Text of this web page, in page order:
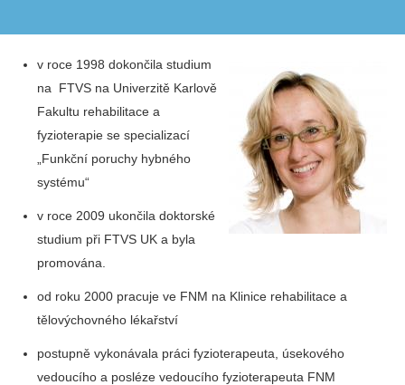
v roce 1998 dokončila studium
na FTVS na Univerzitě Karlově
Fakultu rehabilitace a
fyzioterapie se specializací
„Funkční poruchy hybného
systému“
v roce 2009 ukončila doktorské
studium při FTVS UK a byla
promována.
od roku 2000 pracuje ve FNM na Klinice rehabilitace a
tělovýchovného lékařství
postupně vykonávala práci fyzioterapeuta, úsekového
vedoucího a posléze vedoucího fyzioterapeuta FNM